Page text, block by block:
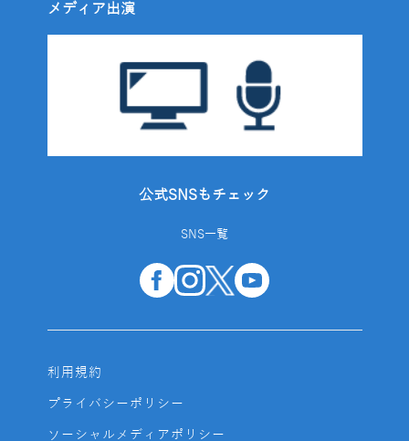
メディア出演
公式SNSもチェック
SNS一覧
利用規約
プライバシーポリシー
ソーシャルメディアポリシー